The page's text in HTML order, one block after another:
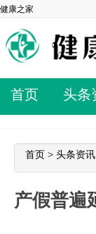
健康之家
首页 头条
首页 > 头条资讯
产假普遍